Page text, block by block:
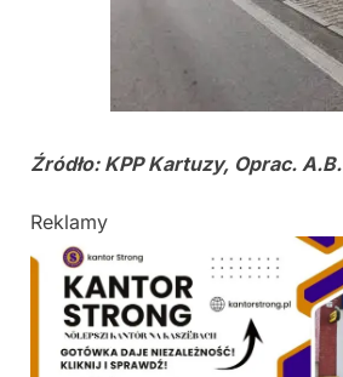
Źródło: KPP Kartuzy, Oprac. A.B.
Reklamy